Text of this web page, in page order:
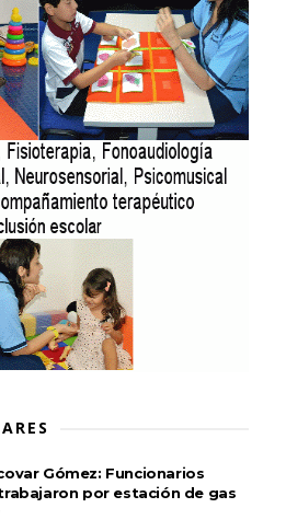
Gómez: Funcionarios
por estación de gas